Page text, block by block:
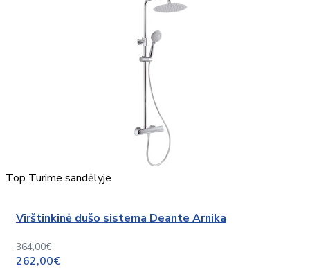
Top Turime sandėlyje
Virštinkinė dušo sistema Deante Arnika
364,00€
262,00€